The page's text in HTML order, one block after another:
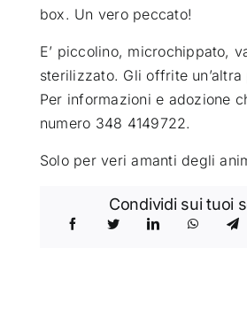
SEMPRE CON ME
box. Un vero peccato!
E’ piccolino, microchippato,
sterilizzato. Gli offrite un’altra
Per informazioni e adozione
numero 348 4149722.
Solo per veri amanti degli
Condividi sui tuoi